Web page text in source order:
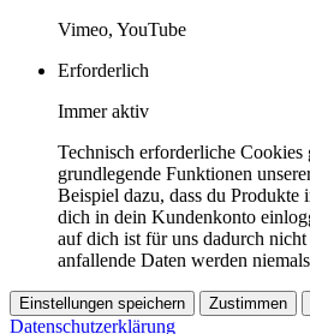
Vimeo, YouTube
Erforderlich
Immer aktiv
Technisch erforderliche Cookies
grundlegende Funktionen
Beispiel dazu, dass du Produkte
dich in dein Kundenkonto
auf dich ist für uns dadurch
anfallende Daten werden
Einstellungen speichern Zustimmen
Datenschutzerklärung